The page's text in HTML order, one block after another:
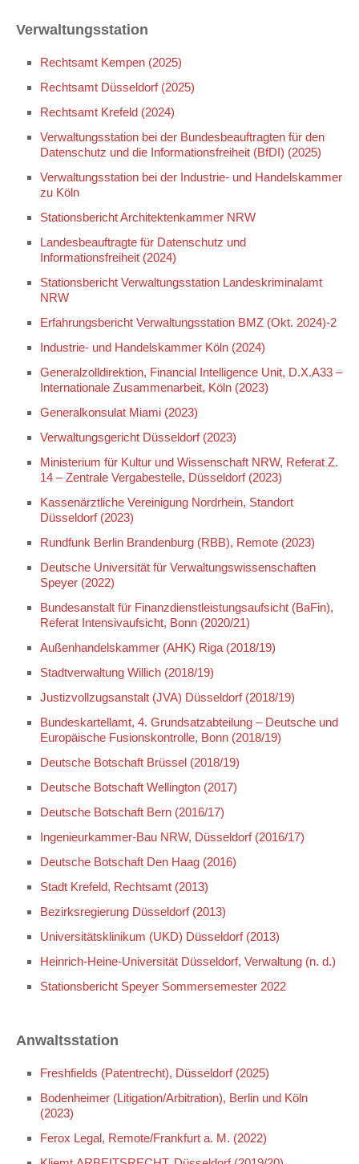
Verwaltungsstation
Rechtsamt Kempen (2025)
Rechtsamt Düsseldorf (2025)
Rechtsamt Krefeld (2024)
Verwaltungsstation bei der Bundesbeauftragten für den
Datenschutz und die Informationsfreiheit (BfDI) (2025)
Verwaltungsstation bei der Industrie- und Handelskammer
zu Köln
Stationsbericht Architektenkammer NRW
Landesbeauftragte für Datenschutz und
Informationsfreiheit (2024)
Stationsbericht Verwaltungsstation Landeskriminalamt
NRW
Erfahrungsbericht Verwaltungsstation BMZ (Okt. 2024)-2
Industrie- und Handelskammer Köln (2024)
Generalzolldirektion, Financial Intelligence Unit, D.X.A33 –
Internationale Zusammenarbeit, Köln (2023)
Generalkonsulat Miami (2023)
Verwaltungsgericht Düsseldorf (2023)
Ministerium für Kultur und Wissenschaft NRW, Referat Z.
14 – Zentrale Vergabestelle, Düsseldorf (2023)
Kassenärztliche Vereinigung Nordrhein, Standort
Düsseldorf (2023)
Rundfunk Berlin Brandenburg (RBB), Remote (2023)
Deutsche Universität für Verwaltungswissenschaften
Speyer (2022)
Bundesanstalt für Finanzdienstleistungsaufsicht (BaFin),
Referat Intensivaufsicht, Bonn (2020/21)
Außenhandelskammer (AHK) Riga (2018/19)
Stadtverwaltung Willich (2018/19)
Justizvollzugsanstalt (JVA) Düsseldorf (2018/19)
Bundeskartellamt, 4. Grundsatzabteilung – Deutsche und
Europäische Fusionskontrolle, Bonn (2018/19)
Deutsche Botschaft Brüssel (2018/19)
Deutsche Botschaft Wellington (2017)
Deutsche Botschaft Bern (2016/17)
Ingenieurkammer-Bau NRW, Düsseldorf (2016/17)
Deutsche Botschaft Den Haag (2016)
Stadt Krefeld, Rechtsamt (2013)
Bezirksregierung Düsseldorf (2013)
Universitätsklinikum (UKD) Düsseldorf (2013)
Heinrich-Heine-Universität Düsseldorf, Verwaltung (n. d.)
Stationsbericht Speyer Sommersemester 2022
Anwaltsstation
Freshfields (Patentrecht), Düsseldorf (2025)
Bodenheimer (Litigation/Arbitration), Berlin und Köln
(2023)
Ferox Legal, Remote/Frankfurt a. M. (2022)